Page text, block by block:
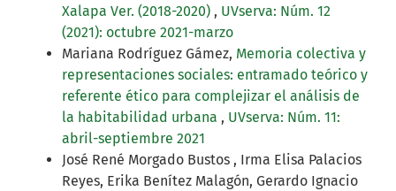
Xalapa Ver. (2018-2020) , UVserva: Núm. 12
(2021): octubre 2021-marzo
Mariana Rodríguez Gámez, Memoria colectiva y
representaciones sociales: entramado teórico y
referente ético para complejizar el análisis de
la habitabilidad urbana , UVserva: Núm. 11:
abril-septiembre 2021
José René Morgado Bustos , Irma Elisa Palacios
Reyes, Erika Benítez Malagón, Gerardo Ignacio